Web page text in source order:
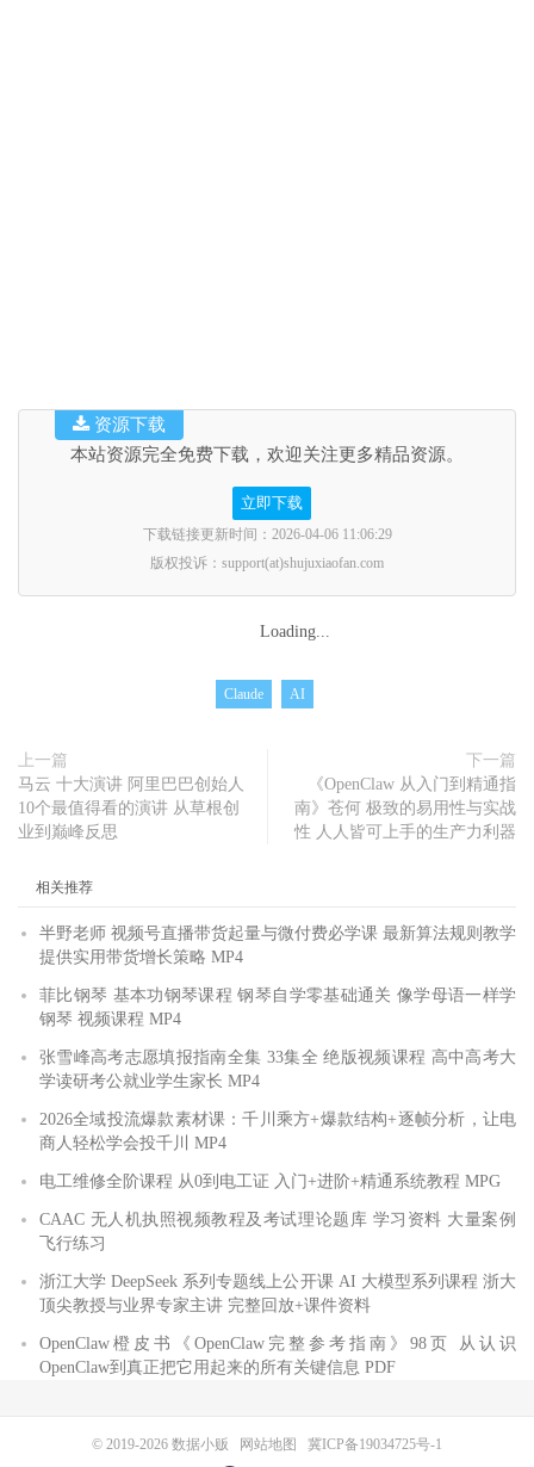
本站资源完全免费下载，欢迎关注更多精品资源。
立即下载
下载链接更新时间：2026-04-06 11:06:29
版权投诉：support(at)shujuxiaofan.com
资源下载
Loading...
Claude AI
上一篇
马云 十大演讲 阿里巴巴创始人
10个最值得看的演讲 从草根创
业到巅峰反思
下一篇
《OpenClaw 从入门到精通指
南》苍何 极致的易用性与实战
性 人人皆可上手的生产力利器
相关推荐
半野老师 视频号直播带货起量与微付费必学课 最新算法规则教学
提供实用带货增长策略 MP4
菲比钢琴 基本功钢琴课程 钢琴自学零基础通关 像学母语一样学
钢琴 视频课程 MP4
张雪峰高考志愿填报指南全集 33集全 绝版视频课程 高中高考大
学读研考公就业学生家长 MP4
2026全域投流爆款素材课：千川乘方+爆款结构+逐帧分析，让电
商人轻松学会投千川 MP4
电工维修全阶课程 从0到电工证 入门+进阶+精通系统教程 MPG
CAAC 无人机执照视频教程及考试理论题库 学习资料 大量案例
飞行练习
浙江大学 DeepSeek 系列专题线上公开课 AI 大模型系列课程 浙大
顶尖教授与业界专家主讲 完整回放+课件资料
OpenClaw橙皮书《OpenClaw完整参考指南》98页 从认识
OpenClaw到真正把它用起来的所有关键信息 PDF
© 2019-2026 数据小贩 网站地图 冀ICP备19034725号-1